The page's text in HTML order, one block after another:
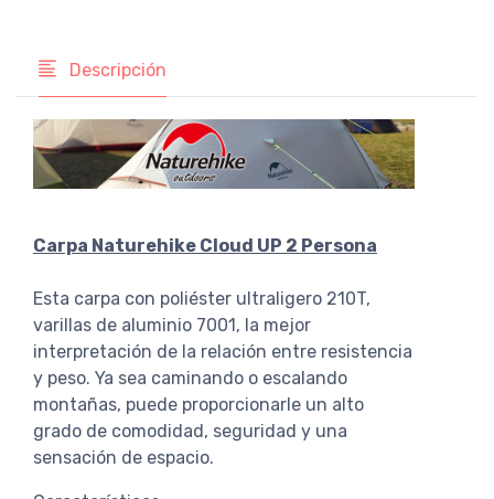
Descripción
Carpa Naturehike Cloud UP 2 Persona
Esta carpa con poliéster ultraligero 210T,
varillas de aluminio 7001, la mejor
interpretación de la relación entre resistencia
y peso. Ya sea caminando o escalando
montañas, puede proporcionarle un alto
grado de comodidad, seguridad y una
sensación de espacio.